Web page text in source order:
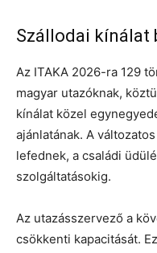
Szállodai kínálat
Az ITAKA 2026-ra 129
magyar utazóknak,
kínálat közel
ajánlatának. A
lefednek, a családi
szolgáltatásokig.
Az utazásszervező a
csökkenti kapacitását.